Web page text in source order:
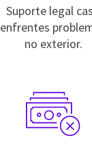
Suporte legal
enfrentes
no exterior.